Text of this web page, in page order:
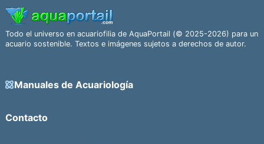
Todo el universo en acuariofilia de AquaPortail (© 2025-2026) para un
acuario sostenible. Textos e imágenes sujetos a derechos de autor.
Manuales de Acuariología
Contacto